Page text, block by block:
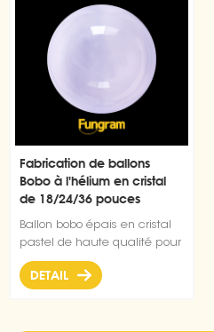
Fabrication de ballons
Bobo à l'hélium en cristal
de 18/24/36 pouces
Ballon bobo épais en cristal
pastel de haute qualité pour
créer une ambiance sous-
marine colorée et paisible.
DETAIL